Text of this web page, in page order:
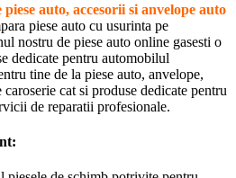
auto, accesorii si anvelope auto
piese auto cu usurinta pe
nostru de piese auto online gasesti o
dedicate pentru automobilul
tine de la piese auto, anvelope,
cat si produse dedicate pentru
de reparatii profesionale.